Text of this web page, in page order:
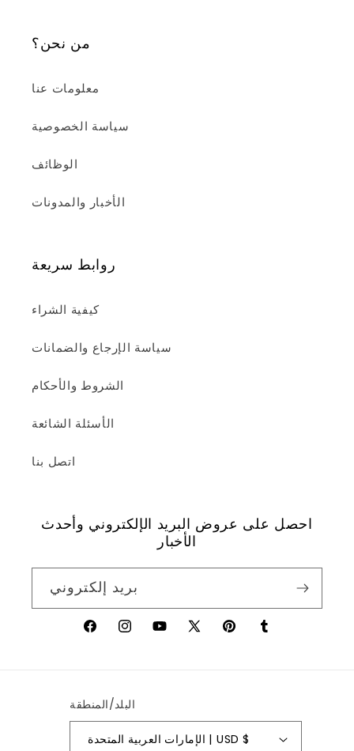
من نحن؟
معلومات عنا
سياسة الخصوصية
الوظائف
الأخبار والمدونات
روابط سريعة
كيفية الشراء
سياسة الإرجاع والضمانات
الشروط والأحكام
الأسئلة الشائعة
اتصل بنا
احصل على عروض البريد الإلكتروني وأحدث
الأخبار
بريد إلكتروني
فيسبوكإنستغراميوتيوب X
بينتريستتمبلر
البلد/المنطقة
الإمارات العربية المتحدة | USD $